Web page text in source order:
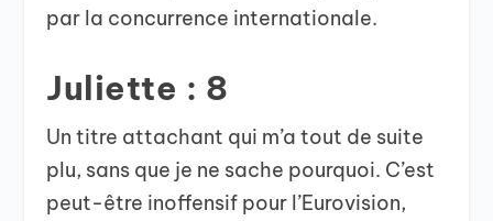
par la concurrence internationale.
Juliette : 8
Un titre attachant qui m’a tout de suite
plu, sans que je ne sache pourquoi. C’est
peut-être inoffensif pour l’Eurovision,